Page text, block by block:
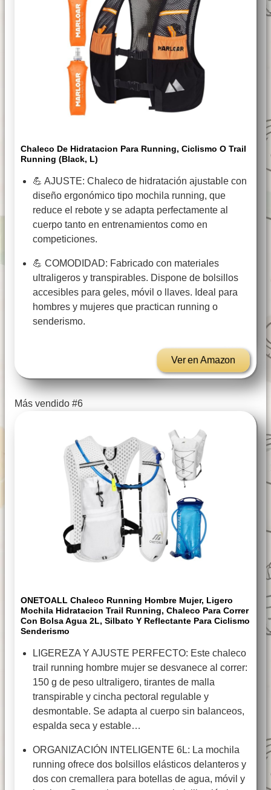
Chaleco De Hidratacion Para Running, Ciclismo O Trail
Running (Black, L)
💪 AJUSTE: Chaleco de hidratación ajustable con
diseño ergonómico tipo mochila running, que
reduce el rebote y se adapta perfectamente al
cuerpo tanto en entrenamientos como en
competiciones.
💪 COMODIDAD: Fabricado con materiales
ultraligeros y transpirables. Dispone de bolsillos
accesibles para geles, móvil o llaves. Ideal para
hombres y mujeres que practican running o
senderismo.
Ver en Amazon
Más vendido #6
ONETOALL Chaleco Running Hombre Mujer, Ligero
Mochila Hidratacion Trail Running, Chaleco Para Correr
Con Bolsa Agua 2L, Silbato Y Reflectante Para Ciclismo
Senderismo
LIGEREZA Y AJUSTE PERFECTO: Este chaleco
trail running hombre mujer se desvanece al correr:
150 g de peso ultraligero, tirantes de malla
transpirable y cincha pectoral regulable y
desmontable. Se adapta al cuerpo sin balanceos,
espalda seca y estable…
ORGANIZACIÓN INTELIGENTE 6L: La mochila
running ofrece dos bolsillos elásticos delanteros y
dos con cremallera para botellas de agua, móvil y